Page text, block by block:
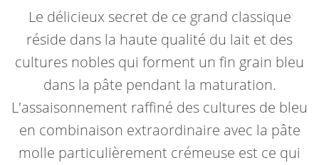
Le délicieux secret de ce grand classique
réside dans la haute qualité du lait et des
cultures nobles qui forment un fin grain bleu
dans la pâte pendant la maturation.
L'assaisonnement raffiné des cultures de bleu
en combinaison extraordinaire avec la pâte
molle particulièrement crémeuse est ce qui